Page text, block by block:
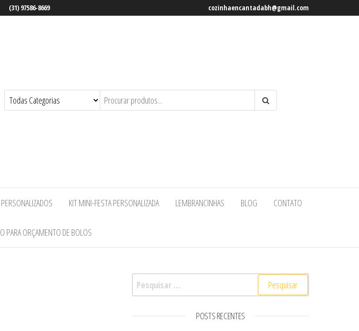
(31) 97586-8669 cozinhaencantadabh@gmail.com
KIT MINI-FESTA PERSONALIZADA LEMBRANCINHAS BLOG CONTATO
PARA ORÇAMENTO DE BOLOS
Pesquisar por:
POSTS RECENTES